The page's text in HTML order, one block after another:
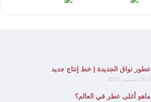
عطور تواق الجديدة | خط إنتاج جديد
26 ديسمبر، 2020
ماهو أغلى عطر في العالم؟